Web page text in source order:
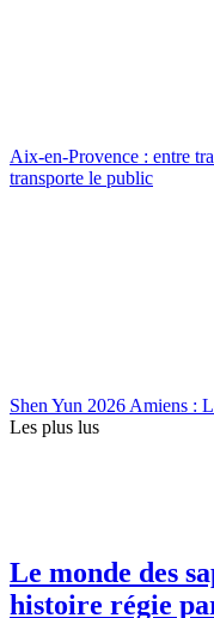
Aix-en-Provence : entre
transporte le public
Shen Yun 2026 Amiens :
Les plus lus
Le monde des
histoire régie